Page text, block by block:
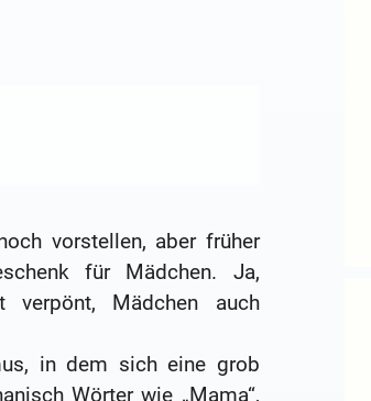
vorstellen, aber früher
für Mädchen. Ja,
Mädchen auch
in dem sich eine grob
Wörter wie „Mama“,